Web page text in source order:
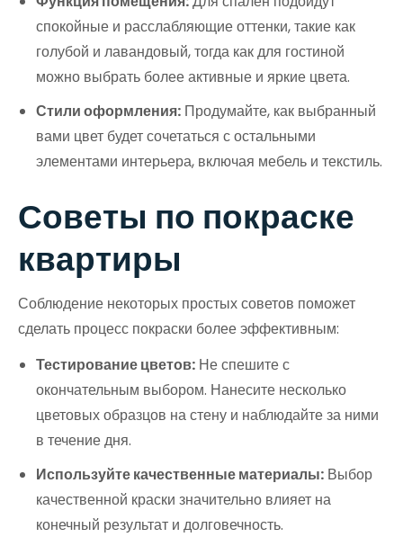
спокойные и расслабляющие оттенки, такие как
голубой и лавандовый, тогда как для гостиной
можно выбрать более активные и яркие цвета.
Стили оформления: Продумайте, как выбранный
вами цвет будет сочетаться с остальными
элементами интерьера, включая мебель и текстиль.
Советы по покраске
квартиры
Соблюдение некоторых простых советов поможет
сделать процесс покраски более эффективным:
Тестирование цветов: Не спешите с
окончательным выбором. Нанесите несколько
цветовых образцов на стену и наблюдайте за ними
в течение дня.
Используйте качественные материалы: Выбор
качественной краски значительно влияет на
конечный результат и долговечность.